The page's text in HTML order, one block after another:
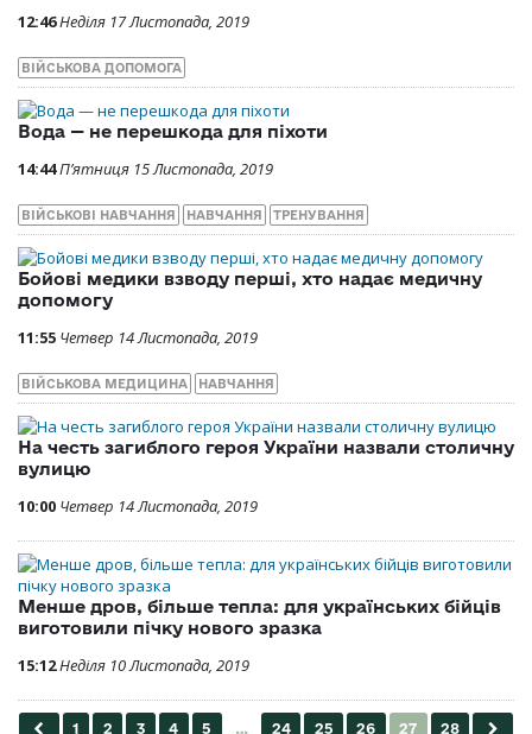
12:46Неділя 17 Листопада, 2019
ВІЙСЬКОВА ДОПОМОГА
Вода — не перешкода для піхоти
14:44П’ятниця 15 Листопада, 2019
ВІЙСЬКОВІ НАВЧАННЯ НАВЧАННЯ ТРЕНУВАННЯ
Бойові медики взводу перші, хто надає медичну
допомогу
11:55 Четвер 14 Листопада, 2019
ВІЙСЬКОВА МЕДИЦИНА НАВЧАННЯ
На честь загиблого героя України назвали столичну
вулицю
10:00 Четвер 14 Листопада, 2019
Менше дров, більше тепла: для українських бійців
виготовили пічку нового зразка
15:12Неділя 10 Листопада, 2019